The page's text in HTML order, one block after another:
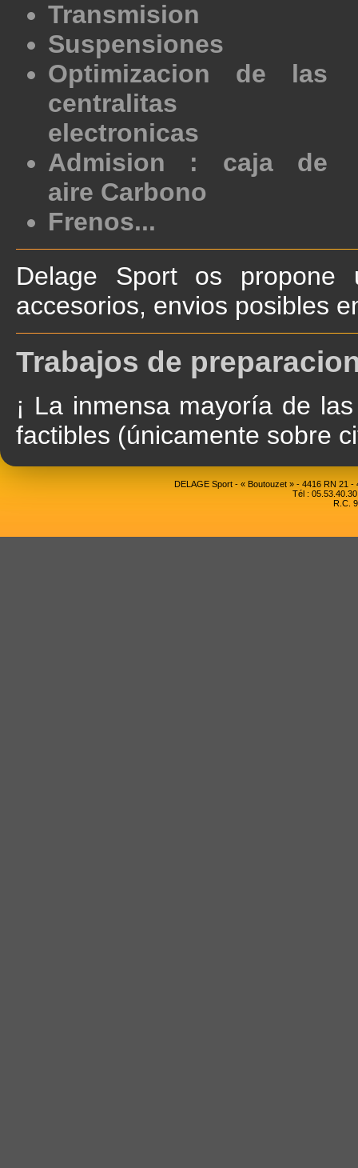
Transmision
Suspensiones
Optimizacion de las
centralitas
electronicas
Admision : caja de
aire Carbono
Frenos...
Delage Sport os
accesorios, envios posibles
Trabajos de
¡ La inmensa mayoría de
factibles (únicamente sobre
DELAGE Sport - « Boutouzet » - 4416 RN 21
Tél :
R.C.